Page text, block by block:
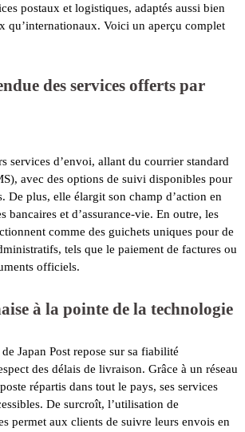
postaux et logistiques, adaptés aussi bien
qu’internationaux. Voici un aperçu complet
des services offerts par
services d’envoi, allant du courrier standard
avec des options de suivi disponibles pour
De plus, elle élargit son champ d’action en
bancaires et d’assurance-vie. En outre, les
comme des guichets uniques pour de
tels que le paiement de factures ou
officiels.
à la pointe de la technologie
Japan Post repose sur sa fiabilité
des délais de livraison. Grâce à un réseau
répartis dans tout le pays, ses services
De surcroît, l’utilisation de
permet aux clients de suivre leurs envois en